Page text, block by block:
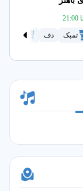
تمبک دف سنتور